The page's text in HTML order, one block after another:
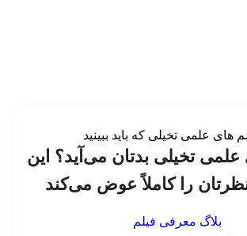
تخیلی بدتان می‌آید؟ این
معرفی فیلم